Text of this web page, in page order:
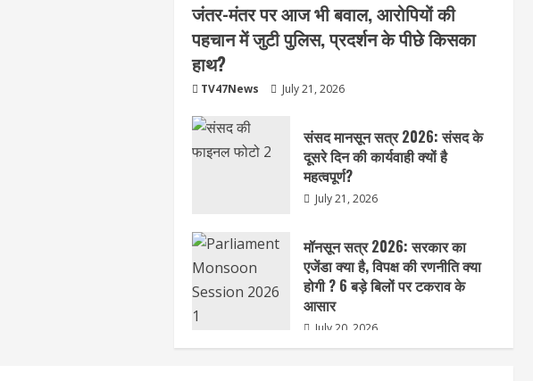
जंतर-मंतर पर आज भी बवाल, आरोपियों की
पहचान में जुटी पुलिस, प्रदर्शन के पीछे किसका
हाथ?
TV47News July 21, 2026
संसद मानसून सत्र 2026: संसद के
दूसरे दिन की कार्यवाही क्यों है
महत्वपूर्ण?
July 21, 2026
मॉनसून सत्र 2026: सरकार का
एजेंडा क्या है, विपक्ष की रणनीति क्या
होगी ? 6 बड़े बिलों पर टकराव के
आसार
July 20, 2026